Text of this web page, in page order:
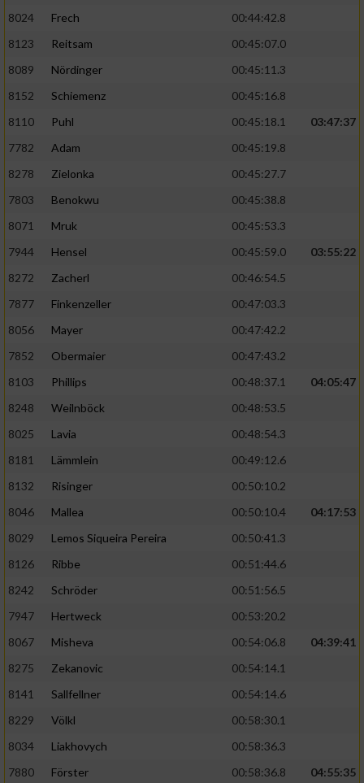
8024
Frech
00:44:42.8
8123
Reitsam
00:45:07.0
8089
Nördinger
00:45:11.3
8152
Schiemenz
00:45:16.8
8110
Puhl 00:45:18.1
03:47:37
7782
Adam
00:45:19.8
8278
Zielonka
00:45:27.7
7803
Benokwu
00:45:38.8
8071
Mruk
00:45:53.3
7944
Hensel 00:45:59.0
03:55:22
8272
Zacherl
00:46:54.5
7877
Finkenzeller
00:47:03.3
8056
Mayer
00:47:42.2
7852
Obermaier
00:47:43.2
8103
Phillips 00:48:37.1
04:05:47
8248
Weilnböck
00:48:53.5
8025
Lavia
00:48:54.3
8181
Lämmlein
00:49:12.6
8132
Risinger
00:50:10.2
8046
Mallea 00:50:10.4
04:17:53
8029
Lemos Siqueira Pereira
00:50:41.3
8126
Ribbe
00:51:44.6
8242
Schröder
00:51:56.5
7947
Hertweck
00:53:20.2
8067
Misheva 00:54:06.8
04:39:41
8275
Zekanovic
00:54:14.1
8141
Sallfellner
00:54:14.6
8229
Völkl
00:58:30.1
8034
Liakhovych
00:58:36.3
7880
Förster 00:58:36.8
04:55:35